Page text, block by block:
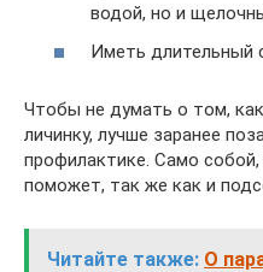
водой, но и
Иметь длительный
Чтобы не думать о том, как
личинку, лучше заранее
профилактике. Само
поможет, так же как и
Читайте также: О